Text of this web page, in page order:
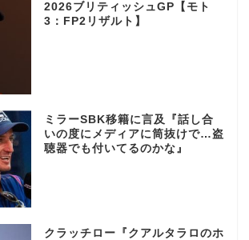
2026ブリティッシュGP【モト
3：FP2リザルト】
ミラーSBK移籍に言及『話し合
いの度にメディアに筒抜けで…盗
聴器でも付いてるのかな』
クラッチロー『クアルタラロのホ